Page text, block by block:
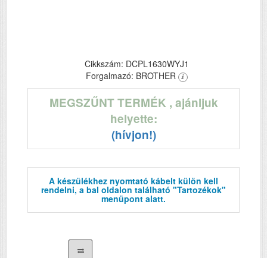
Cikkszám: DCPL1630WYJ1
Forgalmazó: BROTHER
MEGSZŰNT TERMÉK , ajánljuk
helyette:
(hívjon!)
A készülékhez nyomtató kábelt külön kell
rendelni, a bal oldalon található "Tartozékok"
menüpont alatt.